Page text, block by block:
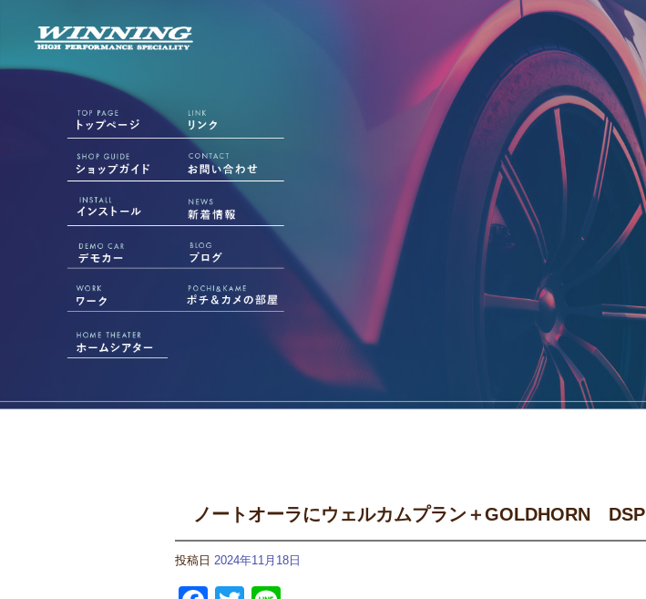
ノートオーラにウェルカムプラン＋GOLDHORN DSP
投稿日 2024年11月18日